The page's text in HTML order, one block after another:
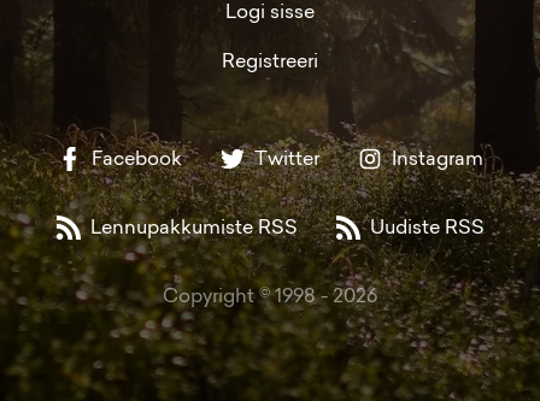
Logi sisse
Registreeri
Facebook Twitter Instagram
Lennupakkumiste RSS Uudiste RSS
Copyright © 1998 -2026